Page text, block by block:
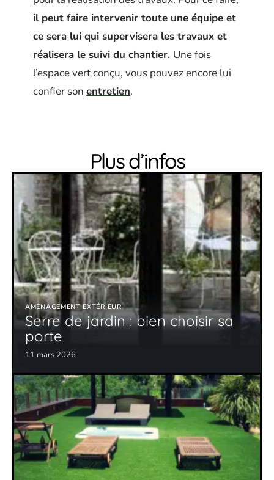
il peut faire intervenir toute une équipe et
ce sera lui qui supervisera les travaux et
réalisera le suivi du chantier. Une fois
l’espace vert conçu, vous pouvez encore lui
confier son entretien.
Plus d’infos
AMÉNAGEMENT EXTÉRIEUR
Serre de jardin : bien choisir sa
porte
11 mars 2026